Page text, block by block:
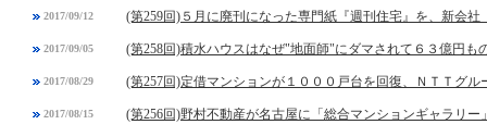
2017/09/12 (第259回)５月に廃刊になった専門紙『週刊住宅』を、新会
2017/09/05 (第258回)積水ハウスはなぜ"地面師"にダマされて６３億円も
2017/08/29 (第257回)定借マンションが１０００戸台を回復、ＮＴＴグル
2017/08/15 (第256回)野村不動産が名古屋に「総合マンションギャラリ